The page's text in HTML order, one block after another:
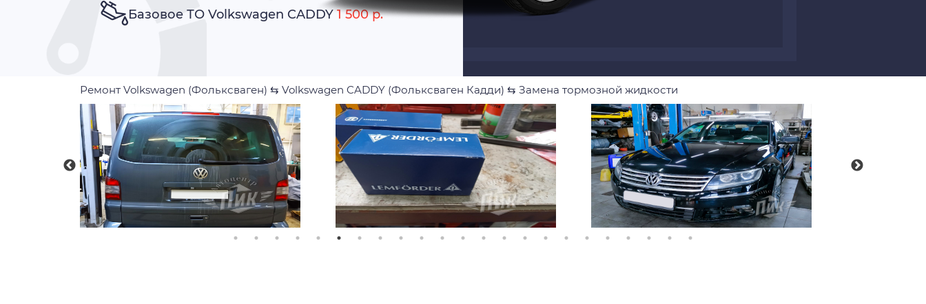
Базовое ТО Volkswagen CADDY1 500 р.
Ремонт Volkswagen (Фольксваген) ⇆ Volkswagen CADDY (Фольксваген Кадди) ⇆ Замена тормозной жидкости